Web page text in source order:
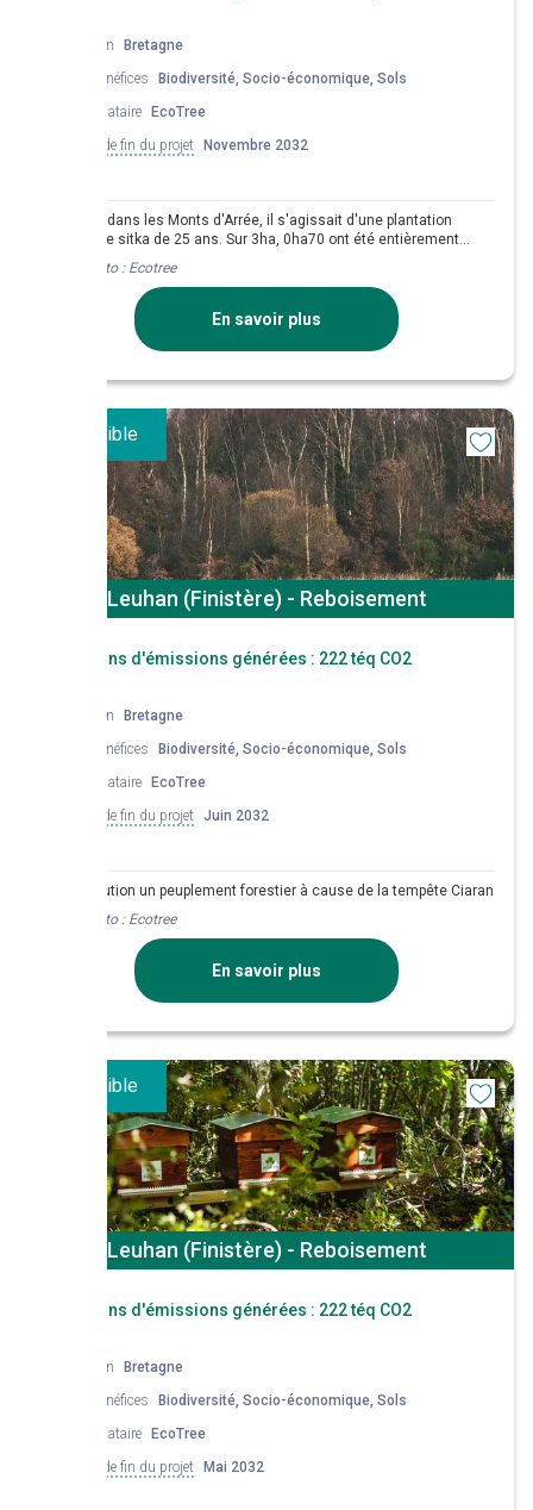
Région
Bretagne
Co-bénéfices
Biodiversité, Socio-économique, Sols
Mandataire
EcoTree
Date de fin du projet
Novembre 2032
A Leuhan, dans les Monts d'Arrée, il s'agissait d'une plantation
d'épicéa de sitka de 25 ans. Sur 3ha, 0ha70 ont été entièrement
balayés par la tempête Ciaran en novembre 2023. Les terrains assez
humides se trouvaient sur le couloir de la tempête et cela a facilité le
chablis. Les plantations vont avoir lieu en hiver 2026/2027 en
diversifiant l'épicéa de sitka avec d'autres essences (thuya plicata)
Crédit photo : Ecotree
En savoir plus
Disponible
Leuhan (Finistère) - Reboisement
Réductions d'émissions générées : 222 téq CO2
Région
Bretagne
Co-bénéfices
Biodiversité, Socio-économique, Sols
Mandataire
EcoTree
Date de fin du projet Juin 2032
Reconstitution un peuplement forestier à cause de la tempête Ciaran
Crédit photo : Ecotree
En savoir plus
Disponible
Leuhan (Finistère) - Reboisement
Réductions d'émissions générées : 222 téq CO2
Région
Bretagne
Co-bénéfices
Biodiversité, Socio-économique, Sols
Mandataire
EcoTree
Date de fin du projet
Mai 2032